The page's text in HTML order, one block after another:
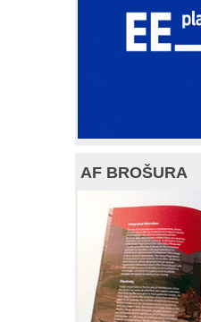
AF BROŠURA